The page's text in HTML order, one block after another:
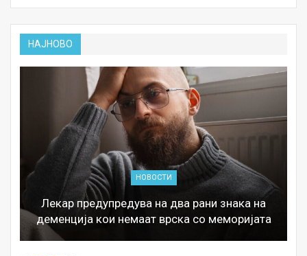
НАЈНОВО
НОВОСТИ
Лекар предупредува на два рани знака на
деменција кои немаат врска со меморијата